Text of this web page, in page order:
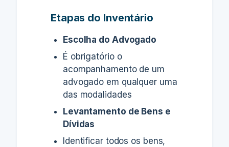
Etapas do Inventário
Escolha do Advogado
É obrigatório o
acompanhamento de um
advogado em qualquer uma
das modalidades
Levantamento de Bens e
Dívidas
Identificar todos os bens,